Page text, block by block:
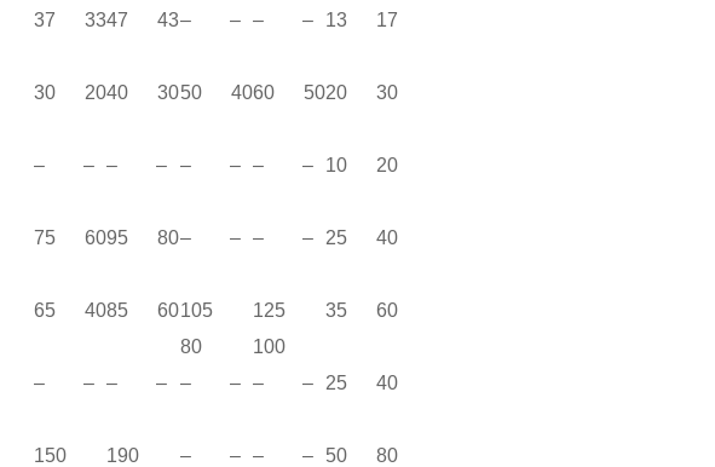
37 3347 43– – – – 13 17
30 2040 3050 4060 5020 30
– – – – – – – – 10 20
75 6095 80– – – – 25 40
65 4085 60105
80
125
100
35 60
– – – – – – – – 25 40
150 190– – – – 50 80